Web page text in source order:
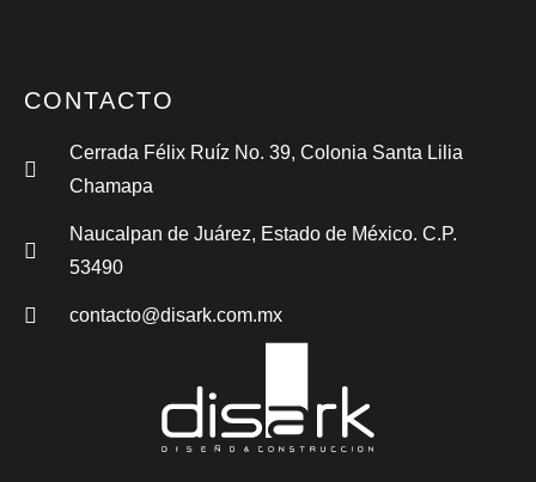
CONTACTO
Cerrada Félix Ruíz No. 39, Colonia Santa Lilia
Chamapa
Naucalpan de Juárez, Estado de México. C.P.
53490
contacto@disark.com.mx